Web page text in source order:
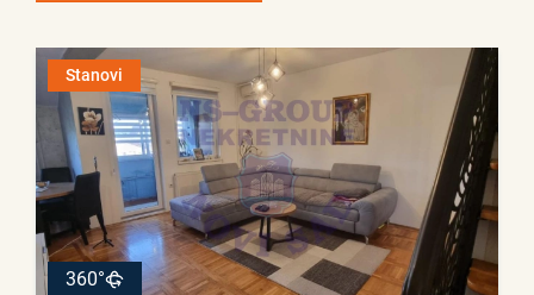
Stanovi
360°